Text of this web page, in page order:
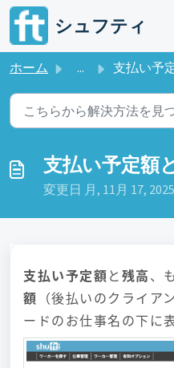
メインコンテンツに移動
シュフティ
ホーム ... 支払い予定額
支払い予定額
変更日 月, 11月 17,
支払い予定額と残高、
額 （後払いのクライア
ードのお仕事名の下に